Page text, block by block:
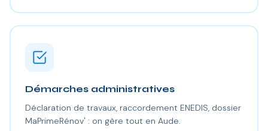
Démarches administratives
Déclaration de travaux, raccordement ENEDIS, dossier
MaPrimeRénov' : on gère tout en Aude.